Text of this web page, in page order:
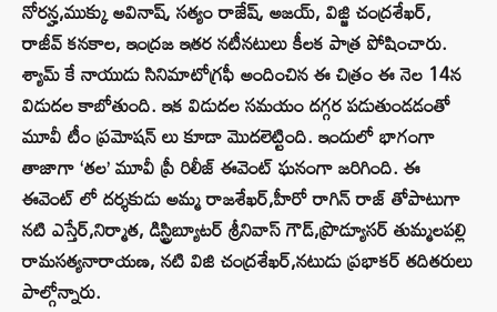
నోరన్హ,ముక్కు అవినాష్, సత్యం రాజేష్, అజయ్, విజ్జి చంద్రశేఖర్,
రాజీవ్ కనకాల, ఇంద్రజ ఇతర నటీనటులు కీలక పాత్ర పోషించారు.
శ్యామ్ కే నాయుడు సినిమాటోగ్రఫీ అందించిన ఈ చిత్రం ఈ నెల 14న
విడుదల కాబోతుంది. ఇక విడుదల సమయం దగ్గర పడుతుండడంతో
మూవీ టీం ప్రమోషన్ లు కూడా మొదలెట్టింది. ఇందులో భాగంగా
తాజాగా ‘తల’ మూవీ ప్రీ రిలీజ్ ఈవెంట్ ఘనంగా జరిగింది. ఈ
ఈవెంట్ లో దర్శకుడు అమ్మ రాజశేఖర్,హీరో రాగిన్ రాజ్ తోపాటుగా
నటి ఎస్తేర్,నిర్మాత, డిస్ట్రిబ్యూటర్ శ్రీనివాస్ గౌడ్,ప్రొడ్యూసర్ తుమ్మలపల్లి
రామసత్యనారాయణ, నటి విజి చంద్రశేఖర్,నటుడు ప్రభాకర్ తదితరులు
పాల్గోన్నారు.